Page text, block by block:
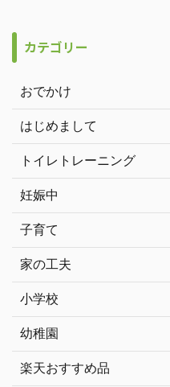
カテゴリー
おでかけ
はじめまして
トイレトレーニング
妊娠中
子育て
家の工夫
小学校
幼稚園
楽天おすすめ品